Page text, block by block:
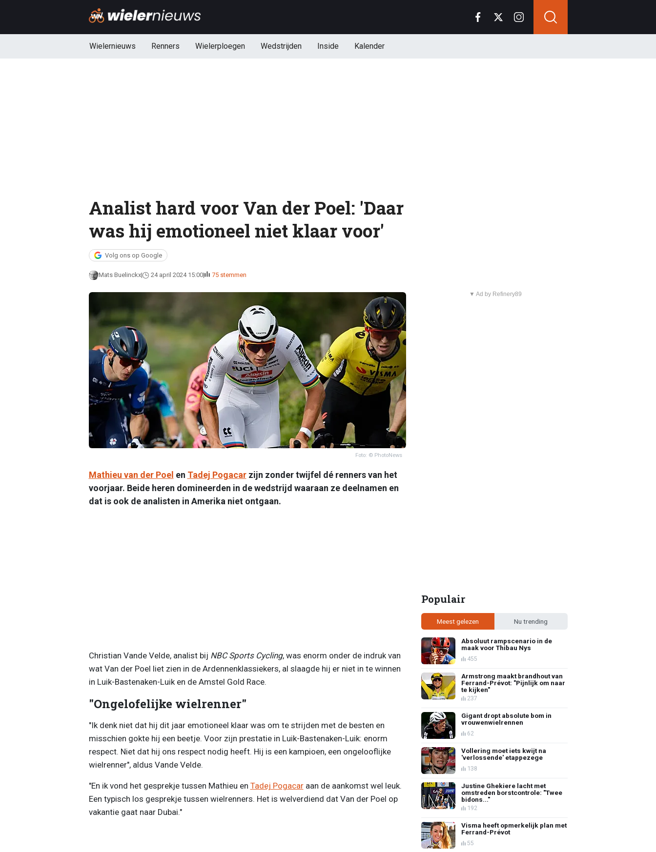
Wielernieuws Renners Wielerploegen Wedstrijden Inside Kalender
Analist hard voor Van der Poel: 'Daar
was hij emotioneel niet klaar voor'
Volg ons op Google
Mats Buelinckx 24 april 2024 15:00 75 stemmen
Foto: © PhotoNews
Mathieu van der Poel en Tadej Pogacarzijn zonder twijfel dé renners van het
voorjaar. Beide heren domineerden in de wedstrijd waaraan ze deelnamen en
dat is ook de analisten in Amerika niet ontgaan.
Christian Vande Velde, analist bij NBC Sports Cycling, was enorm onder de indruk van
wat Van der Poel liet zien in de Ardennenklassiekers, al slaagde hij er niet in te winnen
in Luik-Bastenaken-Luik en de Amstel Gold Race.
"Ongelofelijke wielrenner"
"Ik denk niet dat hij dit jaar emotioneel klaar was om te strijden met de besten en
misschien gokte hij een beetje. Voor zijn prestatie in Luik-Bastenaken-Luik: enorm
respect. Niet dat hij ons respect nodig heeft. Hij is een kampioen, een ongelooflijke
wielrenner", aldus Vande Velde.
"En ik vond het gesprekje tussen Mathieu en Tadej Pogacaraan de aankomst wel leuk.
Een typisch los gesprekje tussen wielrenners. Het is welverdiend dat Van der Poel op
vakantie gaat naar Dubai."
▼ Ad by Refinery89
Populair
Meest gelezen Nu trending
Absoluut rampscenario in de
maak voor Thibau Nys
455
Armstrong maakt brandhout van
Ferrand-Prévot: "Pijnlijk om naar
te kijken"
237
Gigant dropt absolute bom in
vrouwenwielrennen
62
Vollering moet iets kwijt na
'verlossende' etappezege
138
Justine Ghekiere lacht met
omstreden borstcontrole: "Twee
bidons..."
192
Visma heeft opmerkelijk plan met
Ferrand-Prévot
55